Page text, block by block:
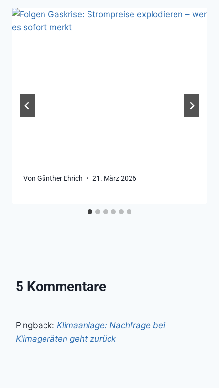
Von Günther Ehrich 21. März 2026
5 Kommentare
Pingback: Klimaanlage: Nachfrage bei
Klimageräten geht zurück